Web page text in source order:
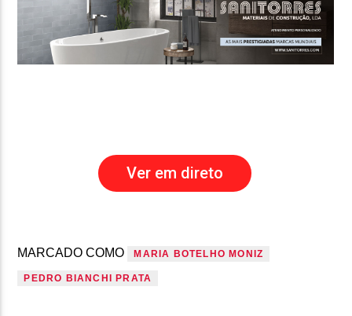
Ver em direto
MARCADO COMO MARIA BOTELHO MONIZ
PEDRO BIANCHI PRATA